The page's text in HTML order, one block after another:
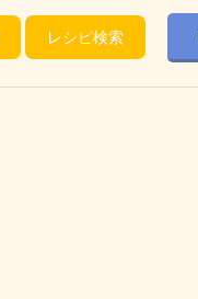
レシピ検索